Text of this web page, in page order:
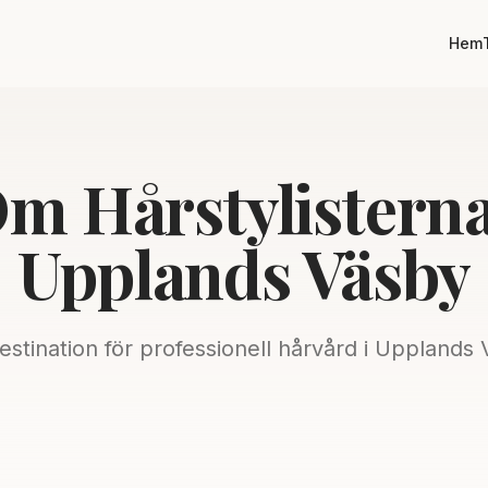
Hem
Upplands Väsby
för professionell hårvård i Upplands